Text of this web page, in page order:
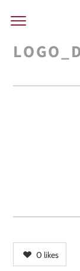
0 likes